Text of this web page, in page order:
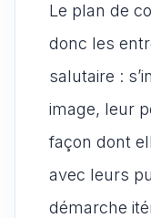
Le plan de
donc les
salutaire :
image, leur
façon dont
avec leurs
démarche